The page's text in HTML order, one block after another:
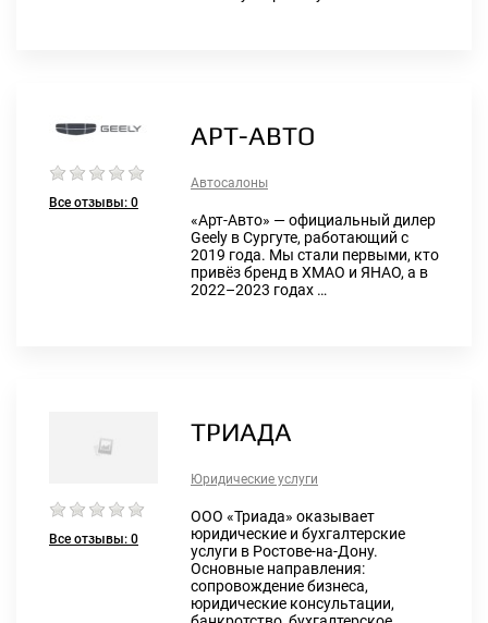
Все отзывы: 0
АРТ-АВТО
Автосалоны
«Арт-Авто» — официальный дилер
Geely в Сургуте, работающий с
2019 года. Мы стали первыми, кто
привёз бренд в ХМАО и ЯНАО, а в
2022–2023 годах …
Все отзывы: 0
ТРИАДА
Юридические услуги
ООО «Триада» оказывает
юридические и бухгалтерские
услуги в Ростове-на-Дону.
Основные направления:
сопровождение бизнеса,
юридические консультации,